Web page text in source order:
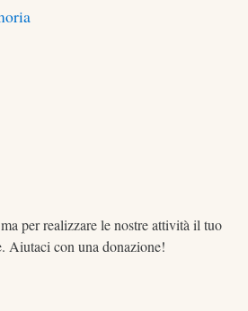
per realizzare le nostre attività il tuo
Aiutaci con una donazione!